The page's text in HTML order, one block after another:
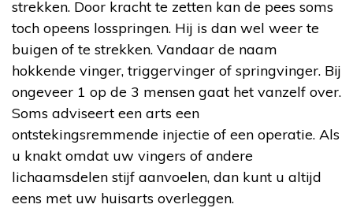
strekken. Door kracht te zetten kan de pees soms
toch opeens losspringen. Hij is dan wel weer te
buigen of te strekken. Vandaar de naam
hokkende vinger, triggervinger of springvinger. Bij
ongeveer 1 op de 3 mensen gaat het vanzelf over.
Soms adviseert een arts een
ontstekingsremmende injectie of een operatie. Als
u knakt omdat uw vingers of andere
lichaamsdelen stijf aanvoelen, dan kunt u altijd
eens met uw huisarts overleggen.